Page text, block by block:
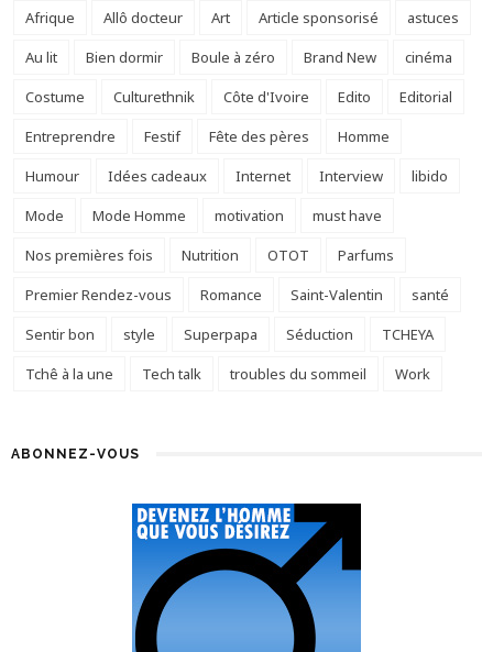
Afrique Allô docteur Art Article sponsorisé
astuces
Au lit
Bien dormir Boule à zéro Brand New
cinéma
Costume
Culturethnik Côte d'Ivoire Edito
Editorial
Entreprendre
Festif Fête des pères
Homme
Humour
Idées cadeaux Internet Interview
libido
Mode
Mode Homme motivation
must have
Nos premières fois
Nutrition OTOT
Parfums
Premier Rendez-vous
Romance Saint-Valentin
santé
Sentir bon
style Superpapa Séduction
TCHEYA
Tchê à la une
Tech talk troubles du sommeil Work
ABONNEZ-VOUS